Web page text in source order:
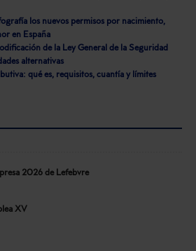
los nuevos permisos por nacimiento,
en España
de la Ley General de la Seguridad
alternativas
qué es, requisitos, cuantía y límites
2026 de Lefebvre
XV